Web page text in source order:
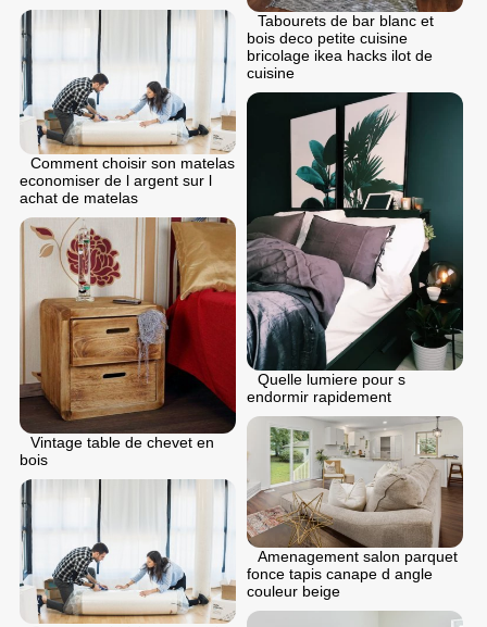
Tabourets de bar blanc et
bois deco petite cuisine
bricolage ikea hacks ilot de
cuisine
Comment choisir son matelas
economiser de l argent sur l
achat de matelas
Quelle lumiere pour s
endormir rapidement
Vintage table de chevet en
bois
Amenagement salon parquet
fonce tapis canape d angle
couleur beige